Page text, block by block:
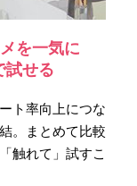
を一気に
試せる
ト率向上につな
。まとめて比較
触れて」試すこ